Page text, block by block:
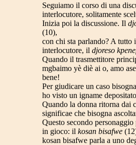
Seguiamo il corso di una
interlocutore, solitamente
Inizia poi la discussione. Il
(10),
con chi sta parlando? A tutto
interlocutore, il djoreso
Quando il trasmettitore
mgbaimo yè diè ai o, amo
bene!
Per giudicare un caso
ho visto un igname
Quando la donna ritorna dai
significae che bisogna
Questo secondo
in gioco: il kosan bisafwe
kosan bisafwe parla a uno